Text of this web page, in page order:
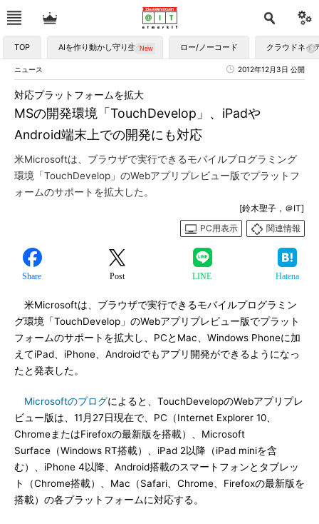
TOP AIを作り動かし守り生かす ロー/ノーコード クラウドネイ
ニュース 2012年12月3日 公開
MSの開発環境「TouchDevelop」、iPadや
Android端末上での開発にも対応
対応プラットフォームを拡大
米Microsoftは、ブラウザで実行できるモバイルプログラミング
環境「TouchDevelop」のWebアプリプレビュー版でプラットフ
ォームのサポートを拡大した。
[鈴木聖子，＠IT]
PC用表示
関連情報
Share Post LINE Hatena
米Microsoftは、ブラウザで実行できるモバイルプログラミン
グ環境「TouchDevelop」のWebアプリプレビュー版でプラット
フォームのサポートを拡大し、PCとMac、Windows Phoneに加
えてiPad、iPhone、Androidでもアプリ開発ができるようになっ
たと発表した。
Microsoftのブログによると、TouchDevelopのWebアプリプレ
ビュー版は、11月27日現在で、PC（Internet Explorer 10、
ChromeまたはFirefoxの最新版を搭載）、Microsoft
Surface（Windows RT搭載）、iPad 2以降（iPad miniを含
む）、iPhone 4以降、Android搭載のスマートフォンとタブレッ
ト（Chrome搭載）、Mac（Safari、Chrome、Firefoxの最新版を
搭載）の各プラットフォームに対応する。